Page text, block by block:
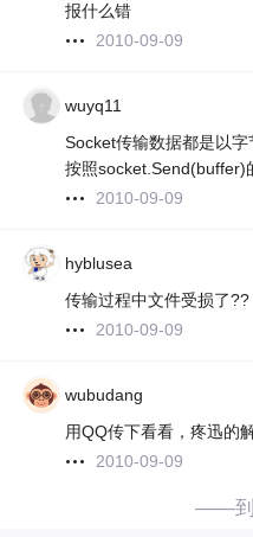
报什么错
2010-09-09
wuyq11
Socket传输数据都是以字
按照socket.Send(buffer)
2010-09-09
hyblusea
传输过程中文件受损了??
2010-09-09
wubudang
用QQ传下看看，疼迅的
2010-09-09
——